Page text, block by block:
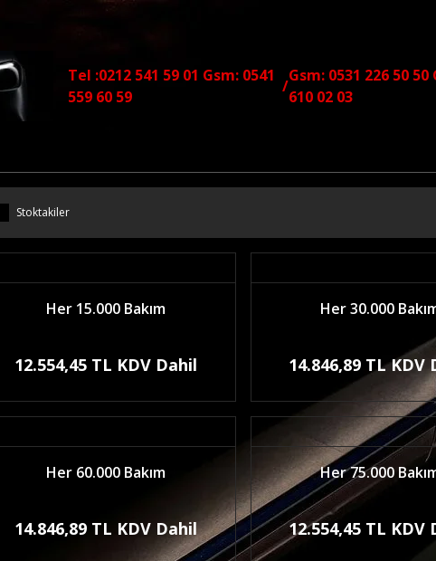
Tel :0212 541 59 01 Gsm: 0541
559 60 59
/
Gsm: 0531 226 50 50
610 02 03
Stoktakiler
Her 15.000 Bakım
12.554,45 TL KDV Dahil
Her 30.000
14.846,89 TL KDV
Her 60.000 Bakım
14.846,89 TL KDV Dahil
Her 75.000
12.554,45 TL KDV